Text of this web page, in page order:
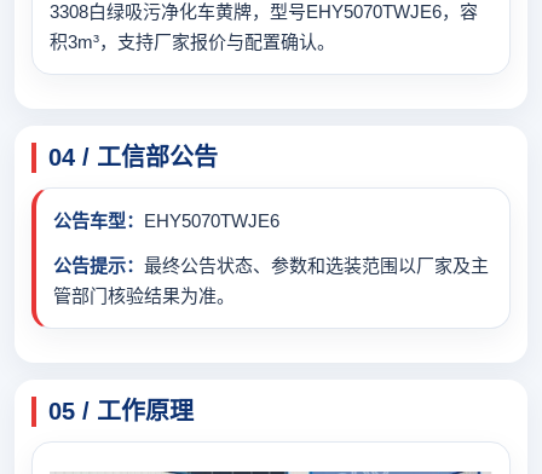
3308白绿吸污净化车黄牌，型号EHY5070TWJE6，容
积3m³，支持厂家报价与配置确认。
04 / 工信部公告
公告车型： EHY5070TWJE6
公告提示： 最终公告状态、参数和选装范围以厂家及主
管部门核验结果为准。
05 / 工作原理